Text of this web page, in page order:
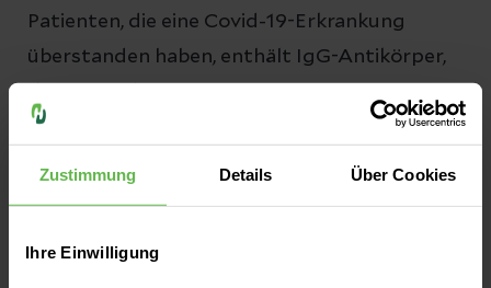
Zustimmung Details Über Cookies
Ihre Einwilligung
Patienten, die eine Covid-19-Erkrankung
überstanden haben, enthält IgG-Antikörper,
gerichtet sind. Im Blutplasma, das ist
flüssige Bestandteil des Blutes